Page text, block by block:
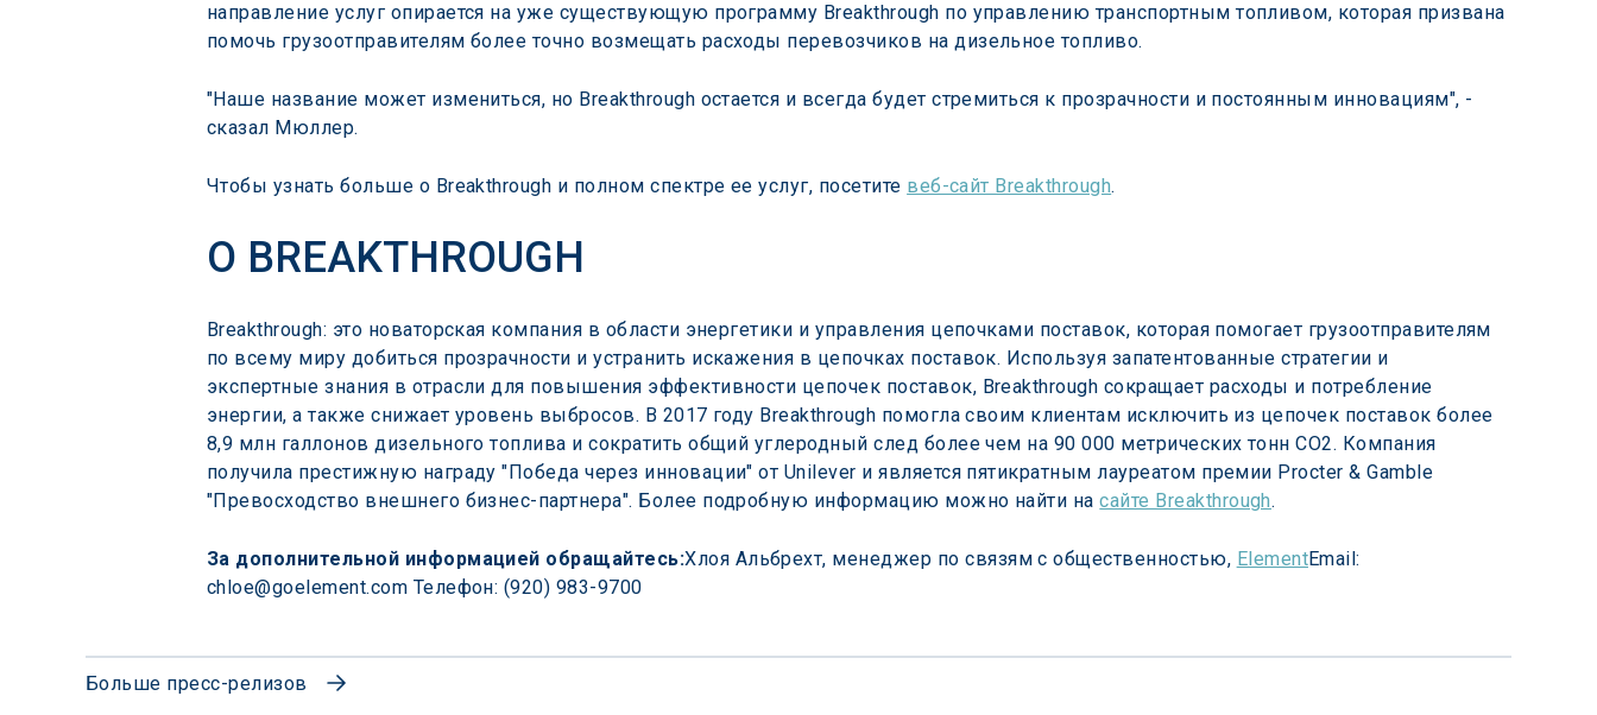
направление услуг опирается на уже существующую программу Breakthrough по управлению транспортным топливом, которая призвана
помочь грузоотправителям более точно возмещать расходы перевозчиков на дизельное топливо.
"Наше название может измениться, но Breakthrough остается и всегда будет стремиться к прозрачности и постоянным инновациям", -
сказал Мюллер.
Чтобы узнать больше о Breakthrough и полном спектре ее услуг, посетите веб-сайт Breakthrough.
О BREAKTHROUGH
Breakthrough: это новаторская компания в области энергетики и управления цепочками поставок, которая помогает грузоотправителям
по всему миру добиться прозрачности и устранить искажения в цепочках поставок. Используя запатентованные стратегии и
экспертные знания в отрасли для повышения эффективности цепочек поставок, Breakthrough сокращает расходы и потребление
энергии, а также снижает уровень выбросов. В 2017 году Breakthrough помогла своим клиентам исключить из цепочек поставок более
8,9 млн галлонов дизельного топлива и сократить общий углеродный след более чем на 90 000 метрических тонн CO2. Компания
получила престижную награду "Победа через инновации" от Unilever и является пятикратным лауреатом премии Procter & Gamble
"Превосходство внешнего бизнес-партнера". Более подробную информацию можно найти на сайте Breakthrough.
За дополнительной информацией обращайтесь:Хлоя Альбрехт, менеджер по связям с общественностью, ElementEmail:
chloe@goelement.com Телефон: (920) 983-9700
Больше пресс-релизов